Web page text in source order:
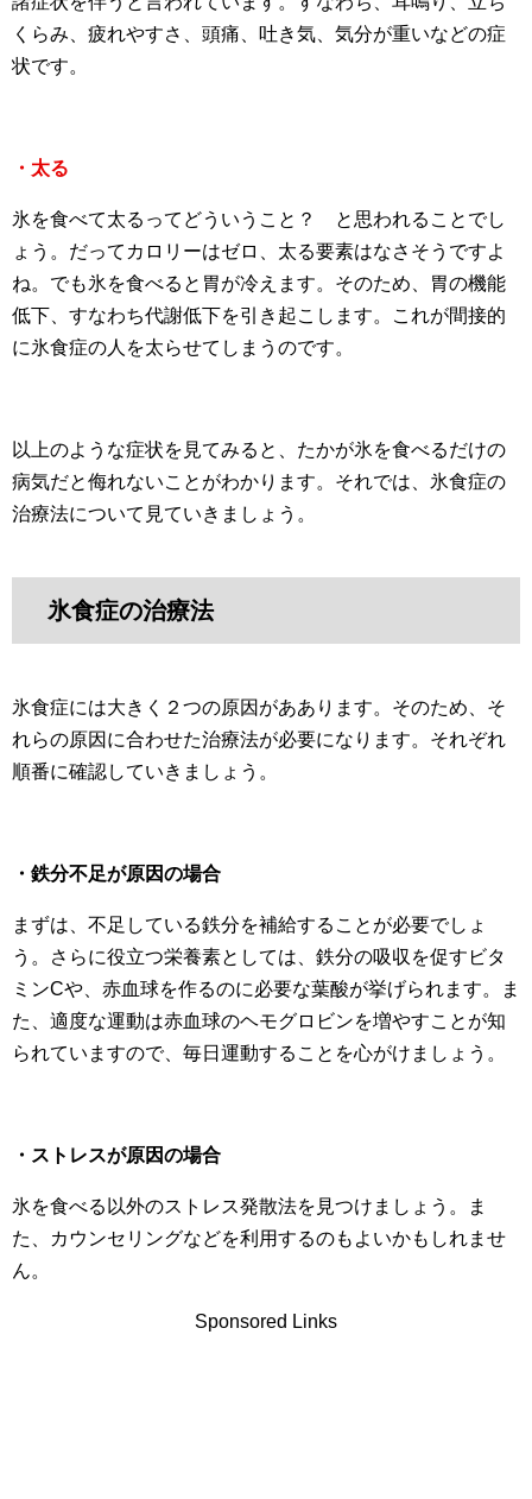
くらみ、疲れやすさ、頭痛、吐き気、気分が重いなどの症
状です。
・太る
氷を食べて太るってどういうこと？ と思われることでし
ょう。だってカロリーはゼロ、太る要素はなさそうですよ
ね。でも氷を食べると胃が冷えます。そのため、胃の機能
低下、すなわち代謝低下を引き起こします。これが間接的
に氷食症の人を太らせてしまうのです。
以上のような症状を見てみると、たかが氷を食べるだけの
病気だと侮れないことがわかります。それでは、氷食症の
治療法について見ていきましょう。
氷食症の治療法
氷食症には大きく２つの原因がああります。そのため、そ
れらの原因に合わせた治療法が必要になります。それぞれ
順番に確認していきましょう。
・鉄分不足が原因の場合
まずは、不足している鉄分を補給することが必要でしょ
う。さらに役立つ栄養素としては、鉄分の吸収を促すビタ
ミンCや、赤血球を作るのに必要な葉酸が挙げられます。ま
た、適度な運動は赤血球のヘモグロビンを増やすことが知
られていますので、毎日運動することを心がけましょう。
・ストレスが原因の場合
氷を食べる以外のストレス発散法を見つけましょう。ま
た、カウンセリングなどを利用するのもよいかもしれませ
ん。
Sponsored Links